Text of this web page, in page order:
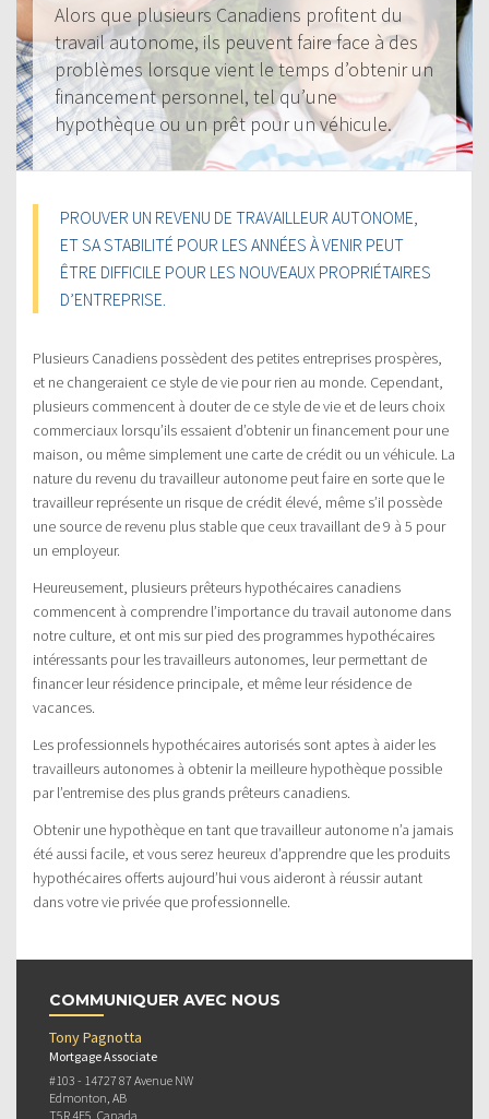
Alors que plusieurs Canadiens profitent du
travail autonome, ils peuvent faire face à des
problèmes lorsque vient le temps d’obtenir un
financement personnel, tel qu’une
hypothèque ou un prêt pour un véhicule.
PROUVER UN REVENU DE TRAVAILLEUR AUTONOME,
ET SA STABILITÉ POUR LES ANNÉES À VENIR PEUT
ÊTRE DIFFICILE POUR LES NOUVEAUX PROPRIÉTAIRES
D’ENTREPRISE.
Plusieurs Canadiens possèdent des petites entreprises prospères,
et ne changeraient ce style de vie pour rien au monde. Cependant,
plusieurs commencent à douter de ce style de vie et de leurs choix
commerciaux lorsqu’ils essaient d’obtenir un financement pour une
maison, ou même simplement une carte de crédit ou un véhicule. La
nature du revenu du travailleur autonome peut faire en sorte que le
travailleur représente un risque de crédit élevé, même s’il possède
une source de revenu plus stable que ceux travaillant de 9 à 5 pour
un employeur.
Heureusement, plusieurs prêteurs hypothécaires canadiens
commencent à comprendre l’importance du travail autonome dans
notre culture, et ont mis sur pied des programmes hypothécaires
intéressants pour les travailleurs autonomes, leur permettant de
financer leur résidence principale, et même leur résidence de
vacances.
Les professionnels hypothécaires autorisés sont aptes à aider les
travailleurs autonomes à obtenir la meilleure hypothèque possible
par l’entremise des plus grands prêteurs canadiens.
Obtenir une hypothèque en tant que travailleur autonome n’a jamais
été aussi facile, et vous serez heureux d’apprendre que les produits
hypothécaires offerts aujourd’hui vous aideront à réussir autant
dans votre vie privée que professionnelle.
COMMUNIQUER AVEC NOUS
Tony Pagnotta
Mortgage Associate
#103 - 14727 87 Avenue NW
Edmonton, AB
T5R 4E5, Canada